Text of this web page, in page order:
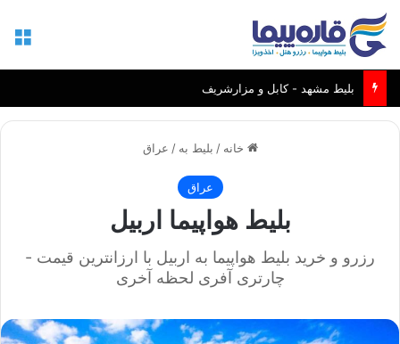
بلیط مشهد - کابل و مزارشریف
خانه / بلیط به / عراق
عراق
بلیط هواپیما اربیل
رزرو و خرید بلیط هواپیما به اربیل با ارزانترین قیمت -
چارتری آفری لحظه آخری